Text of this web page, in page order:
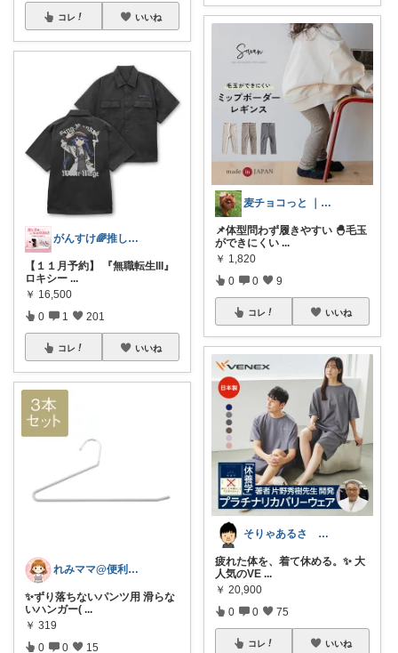
コレ いいね
がんすけ🌈推し活×一人暮らし節約ヲタ
【１１月予約】 『無職転生III』
ロキシー ...
￥ 16,500
0 1 201
コレ いいね
れみママ@便利雑貨¸¸kids
✨ずり落ちないパンツ用 滑らな
いハンガー( ...
￥ 319
0 0 15
麦チョコっと ｜ キッズ＆ベビー 夏
📌体型問わず履きやすい 🐣毛玉
ができにくい ...
￥ 1,820
0 0 9
コレ いいね
そりゃあるさ X@soryaarusa
疲れた体を、着て休める。✨ 大
人気のVE ...
￥ 20,900
0 0 75
コレ いいね